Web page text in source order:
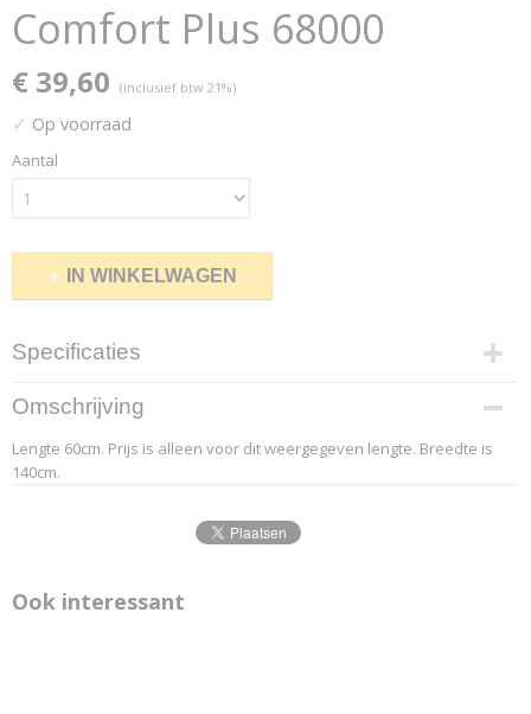
Comfort Plus 68000
€ 39,60 (inclusief btw 21%)
✓ Op voorraad
Aantal
IN WINKELWAGEN
Specificaties
Productcode leverancier
6.3
Afmetingen (l,b,h)
60 x 140 x 0 cm
Omschrijving
Lengte 60cm. Prijs is alleen voor dit weergegeven lengte. Breedte is
140cm.
Ook interessant